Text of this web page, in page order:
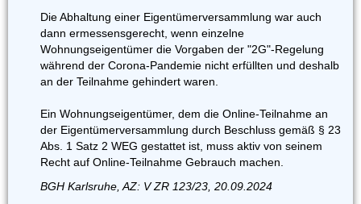
Die Abhaltung einer Eigentümerversammlung war auch
dann ermessensgerecht, wenn einzelne
Wohnungseigentümer die Vorgaben der "2G"-Regelung
während der Corona-Pandemie nicht erfüllten und deshalb
an der Teilnahme gehindert waren.
Ein Wohnungseigentümer, dem die Online-Teilnahme an
der Eigentümerversammlung durch Beschluss gemäß § 23
Abs. 1 Satz 2 WEG gestattet ist, muss aktiv von seinem
Recht auf Online-Teilnahme Gebrauch machen.
BGH Karlsruhe, AZ: V ZR 123/23, 20.09.2024